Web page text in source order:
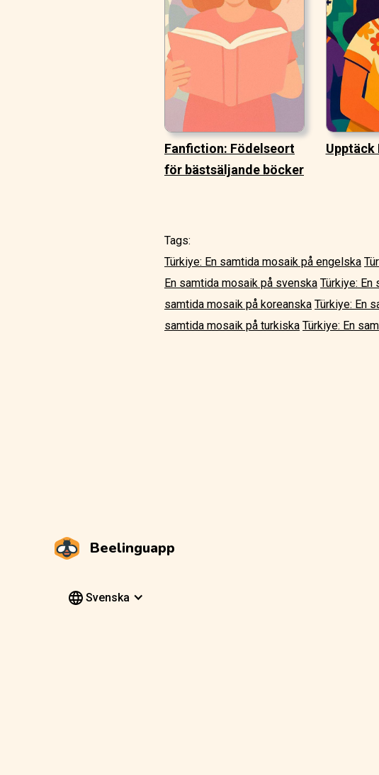
Fanfiction: Födelseort
för bästsäljande böcker
Upptäck
Tags:
Türkiye: En samtida mosaik på engelska
En samtida mosaik på svenska Türkiye:
samtida mosaik på koreanska Türkiye: En
samtida mosaik på turkiska Türkiye: En
Beelinguapp
Svenska